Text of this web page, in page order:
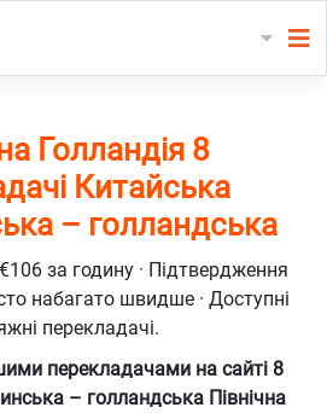
Голландія 8
Китайська
– голландська
за годину · Підтвердження
набагато швидше · Доступні
перекладачі.
перекладачами на сайті 8
– голландська Північна